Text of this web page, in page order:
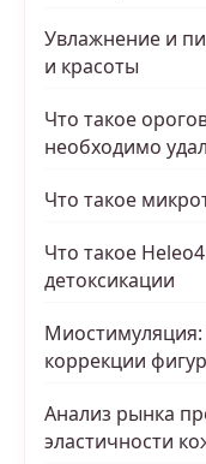
Увлажнение и
и красоты
Что такое
необходимо
Что такое
Что такое
детоксикации
коррекции
Анализ рынка
эластичности